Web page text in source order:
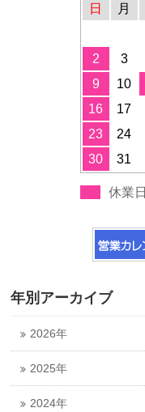
日
月
2
3
9
10
16
17
23
24
30
31
休業日
年別アーカイブ
2026年
2025年
2024年